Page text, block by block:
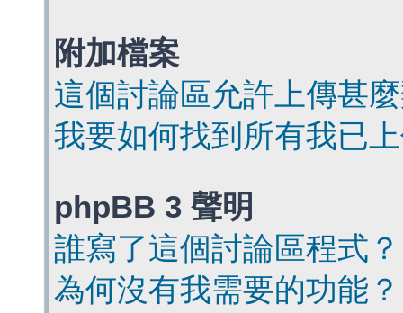
附加檔案
這個討論區允許上傳甚
我要如何找到所有我已
phpBB 3 聲明
誰寫了這個討論區程式？
為何沒有我需要的功能？